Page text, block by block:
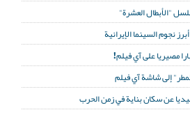
"الأبطال العشرة"
نجوم السينما الإيرانية
مصيريا على آي فيلم!
إلى شاشة آي فيلم
عن سكان بناية في زمن الحرب